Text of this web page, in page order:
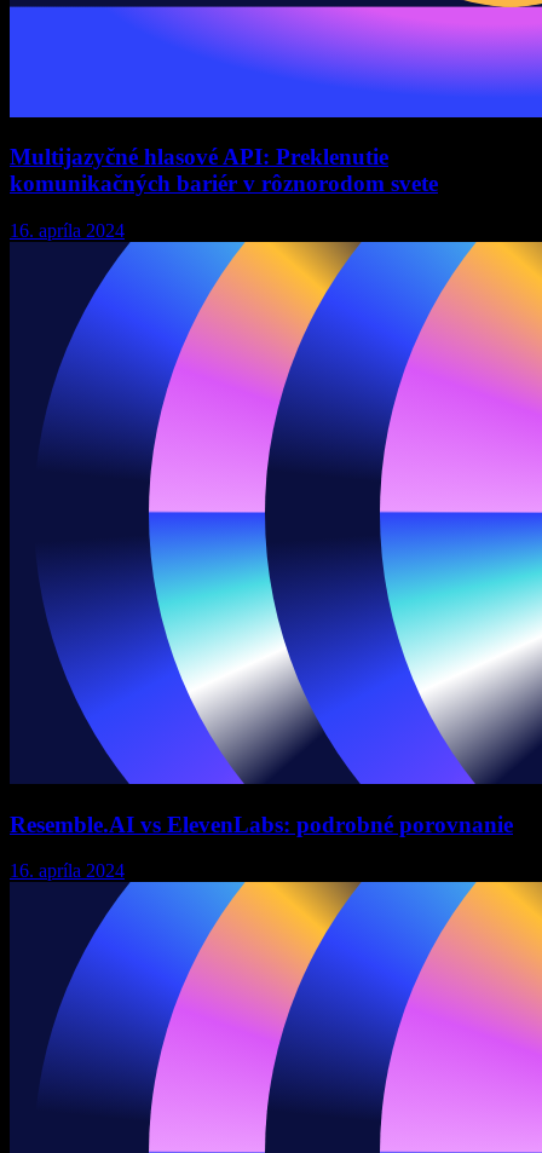
Multijazyčné hlasové API: Preklenutie
komunikačných bariér v rôznorodom svete
16. apríla 2024
Resemble.AI vs ElevenLabs: podrobné porovnanie
16. apríla 2024